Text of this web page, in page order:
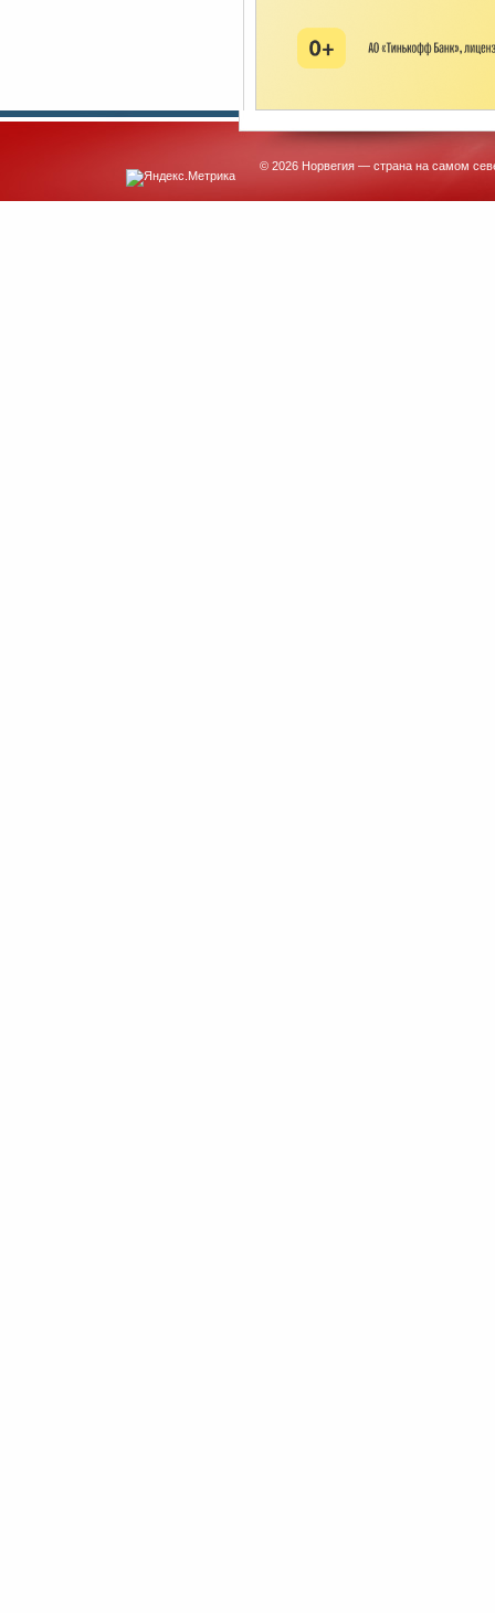
© 2026 Норвегия — страна на самом